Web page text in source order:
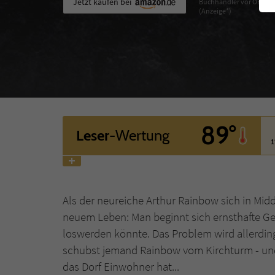
(Anzeige*)
Leser-Wertung 89°
Als der neureiche Arthur Rainbow sich in
neuem Leben: Man beginnt sich ernsthafte
loswerden könnte. Das Problem wird
schubst jemand Rainbow vom Kirchturm -
das Dorf Einwohner hat...